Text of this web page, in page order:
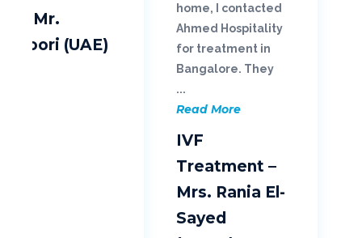
home, I contacted
Ahmed Hospitality
for treatment in
Bangalore. They
...
Read More
IVF
Treatment –
Mrs. Rania El-
Sayed
– Mr.
(UAE)